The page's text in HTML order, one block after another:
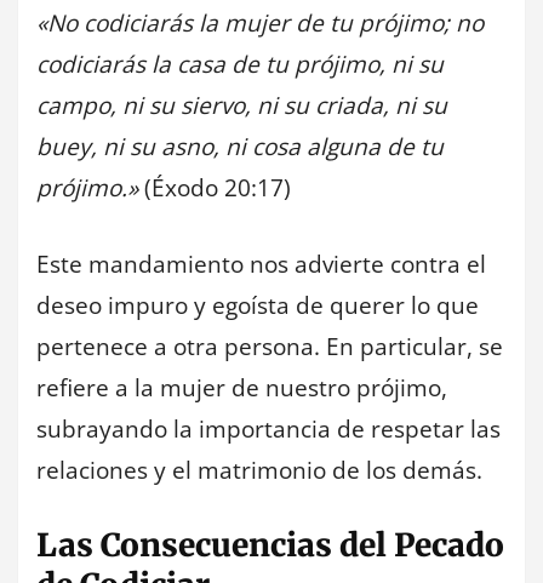
«No codiciarás la mujer de tu prójimo; no
codiciarás la casa de tu prójimo, ni su
campo, ni su siervo, ni su criada, ni su
buey, ni su asno, ni cosa alguna de tu
prójimo.»(Éxodo 20:17)
Este mandamiento nos advierte contra el
deseo impuro y egoísta de querer lo que
pertenece a otra persona. En particular, se
refiere a la mujer de nuestro prójimo,
subrayando la importancia de respetar las
relaciones y el matrimonio de los demás.
Las Consecuencias del Pecado